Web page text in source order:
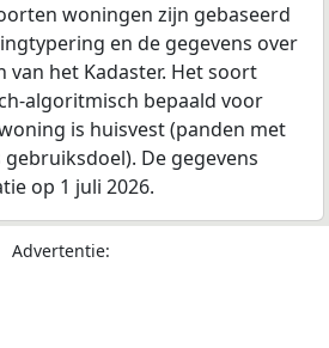
woningen zijn gebaseerd
en de gegevens over
van het Kadaster. Het soort
algoritmisch bepaald voor
is huisvest (panden met
De gegevens
op 1 juli 2026.
Advertentie: